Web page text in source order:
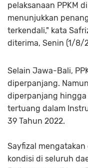
pelaksanaan PPKM
menunjukkan
terkendali," kata
diterima, Senin (1/8/
Selain Jawa-Bali,
diperpanjang.
diperpanjang hingga
tertuang dalam
39 Tahun 2022.
Sayfizal
kondisi di seluruh